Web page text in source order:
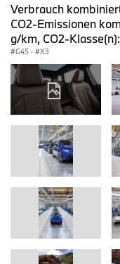
Verbrauch
CO2-Emissionen
g/km, CO2-
G45 · X3